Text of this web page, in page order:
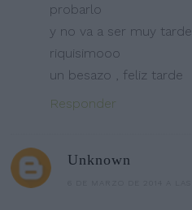
probarlo
y no va a ser muy tarde
riquisimooo
un besazo , feliz tarde
Responder
Unknown